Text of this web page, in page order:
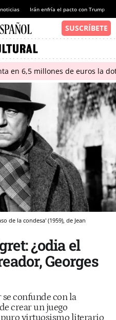
Irán enfría el pacto con Trump
en 6,5 millones de euros la
de la condesa' (1959), de Jean
¿odia el
Georges
confunde con la
crear un juego
virtuosismo literario